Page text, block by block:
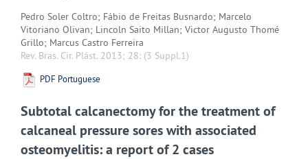
Pedro Soler Coltro; Fábio de Freitas Busnardo; Marcelo
Vitoriano Olivan; Lincoln Saito Millan; Victor Augusto Thomé
Grillo; Marcus Castro Ferreira
Rev. Bras. Cir. Plást. 2013; 28: (3 Suppl.1)
PDF Portuguese
Subtotal calcanectomy for the treatment of
calcaneal pressure sores with associated
osteomyelitis: a report of 2 cases